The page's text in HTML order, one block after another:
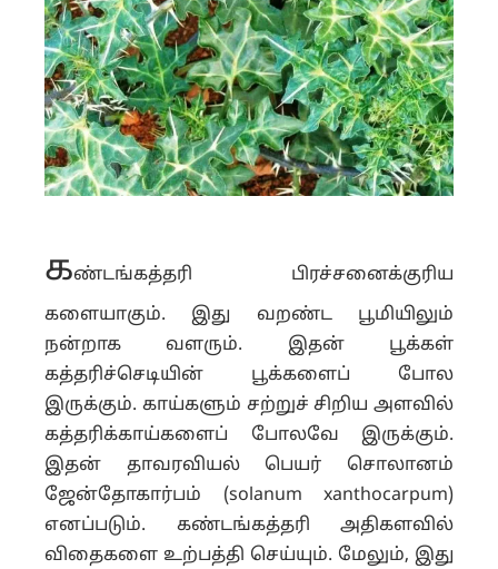
கண்டங்கத்தரி பிரச்சனைக்குரிய
களையாகும். இது வறண்ட பூமியிலும்
நன்றாக வளரும். இதன் பூக்கள்
கத்தரிச்செடியின் பூக்களைப் போல
இருக்கும். காய்களும் சற்றுச் சிறிய அளவில்
கத்தரிக்காய்களைப் போலவே இருக்கும்.
இதன் தாவரவியல் பெயர் சொலானம்
ஜேன்தோகார்பம் (solanum xanthocarpum)
எனப்படும். கண்டங்கத்தரி அதிகளவில்
விதைகளை உற்பத்தி செய்யும். மேலும், இது